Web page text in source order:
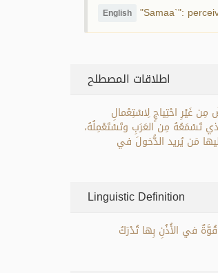
English "Samaa`":
اطلاقات المصطلح
مِن غَيْرِ احْتِياجٍ لِاسْتِعْمالِ
تَسْمَعُهُ مِن العَرَبِ وتَسْتَعْمِلُهُ،
مَن يُريد الدُّخولَ في
Linguistic Definition
في الأُذُنِ بِها تُدْرَكُ